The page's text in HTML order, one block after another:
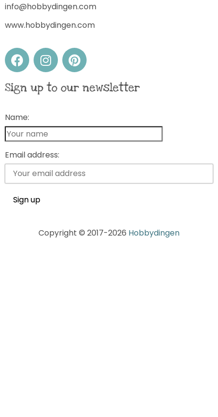
info@hobbydingen.com
www.hobbydingen.com
Sign up to our newsletter
Name:
Email address:
Copyright © 2017-2026 Hobbydingen